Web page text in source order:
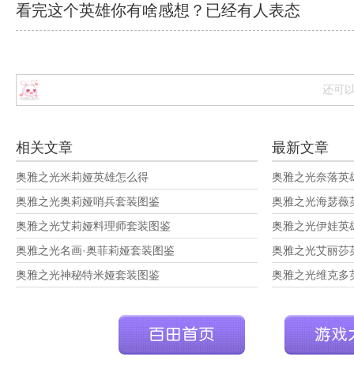
看完这个英雄你有啥感想？已经有人表态
还可
相关文章
奥雅之光米莉娅英雄怎么得
奥雅之光奥莉娅哨兵套装图鉴
奥雅之光艾莉娅料理师套装图鉴
奥雅之光名画·奥菲莉娅套装图鉴
奥雅之光神秘特米娅套装图鉴
最新文章
奥雅之光奈落英
奥雅之光海瑟薇
奥雅之光伊娃英
奥雅之光艾丽莎
奥雅之光维克多